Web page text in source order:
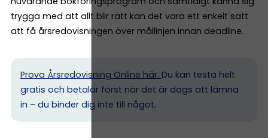
trygga med att allt blir rätt kan det vara ett enkelt sätt
att få årsredovisningen över mållinjen innan deadline.
Prova Årsredovisning Online här. Du kan testa helt
gratis och betalar först när det är dags att lämna
in – du binder dig inte till något.